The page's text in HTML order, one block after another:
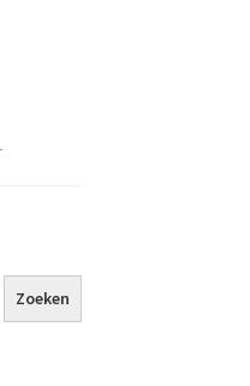
Zoeken